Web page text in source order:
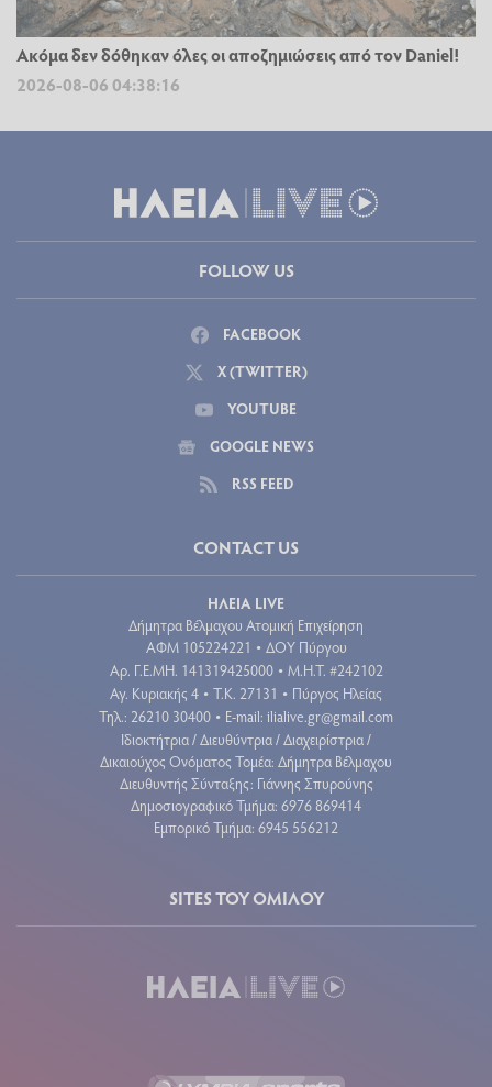
Ακόμα δεν δόθηκαν όλες οι αποζημιώσεις από τον Daniel!
2026-08-06 04:38:16
FOLLOW US
FACEBOOK
X (TWITTER)
YOUTUBE
GOOGLE NEWS
RSS FEED
CONTACT US
ΗΛΕΙΑ LIVE
Δήμητρα Βέλμαχου Ατομική Επιχείρηση
ΑΦΜ 105224221 • ΔΟΥ Πύργου
Aρ. Γ.Ε.ΜΗ. 141319425000 • Μ.Η.Τ. #242102
Αγ. Κυριακής 4 • Τ.Κ. 27131 • Πύργος Ηλείας
Τηλ.: 26210 30400 • E-mail: ilialive.gr@gmail.com
Ιδιοκτήτρια / Διευθύντρια / Διαχειρίστρια /
Δικαιούχος Ονόματος Τομέα: Δήμητρα Βέλμαχου
Διευθυντής Σύνταξης: Γιάννης Σπυρούνης
Δημοσιογραφικό Τμήμα: 6976 869414
Εμπορικό Τμήμα: 6945 556212
SITES ΤΟΥ ΟΜΙΛΟΥ